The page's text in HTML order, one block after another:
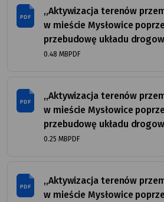
,,Aktywizacja terenów
w mieście Mysłowice
przebudowę układu
rozmiar
0.48 MBFORMAT
PDF
,,Aktywizacja terenów
w mieście Mysłowice
przebudowę układu
rozmiar
0.25 MBFORMAT
PDF
,,Aktywizacja terenów
w mieście Mysłowice